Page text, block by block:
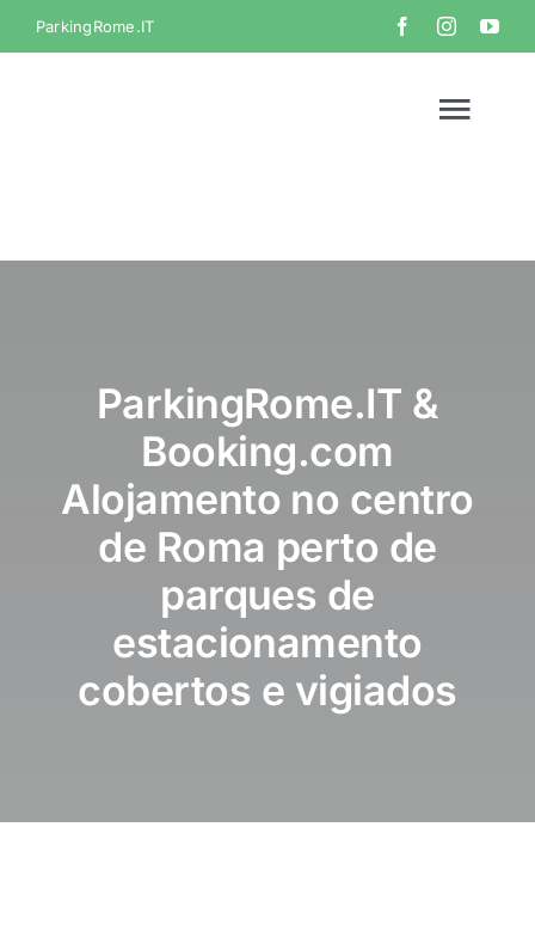
Skip
to
ParkingRome.IT
Vídeo
Notícias /
Português
ParkingRome.IT &
Booking.com
Alojamento no centro
de Roma perto de
parques de
estacionamento
cobertos e vigiados